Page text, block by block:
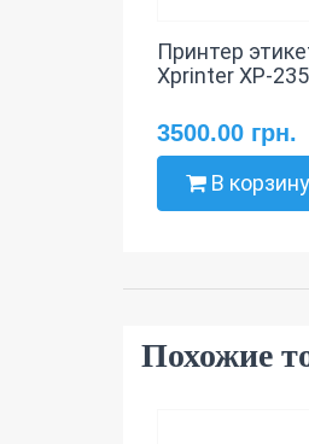
Принтер
Xprinter XP-
3500.00 грн.
В корзину
Похожие